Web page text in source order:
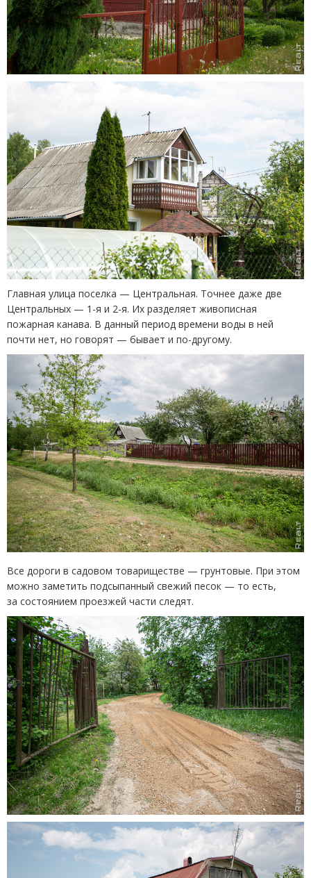
Главная улица поселка — Центральная. Точнее даже две
Центральных — 1-я и 2-я. Их разделяет живописная
пожарная канава. В данный период времени воды в ней
почти нет, но говорят — бывает и по-другому.
Все дороги в садовом товариществе — грунтовые. При этом
можно заметить подсыпанный свежий песок — то есть,
за состоянием проезжей части следят.